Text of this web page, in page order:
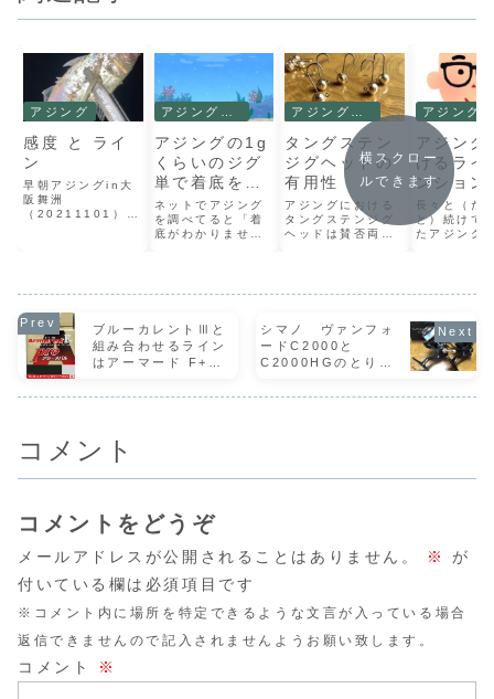
アジング
感度 と ライ
ン
早朝アジングin大
阪舞洲
（20211101）今
眠れなくなったの
でいつもより早く
しゅっぱーつ！今
日のアジング今日
のタックル本日は
す。...
アジングの1g
くらいのジグ
単で着底を知
る方法
ネットでアジング
を調べてると「着
底がわかりませ
べまくってました
😅私が調べて見つ
けた答えは「気に
タングステン
ジグヘッドの
有用性
アジングにおける
タングステンジグ
ヘッドは賛否両論
しくはどちらもあ
るということだと
思います。私自身
アジング
けるライ
ンション
質 その
長々と（だ
と）続けて
たアジング
ョンを感じ
に必要なこ
つはライン
ションを張
横スクロー
ルできます
ブルーカレントⅢと
組み合わせるライン
はアーマード F+
推します
シマノ ヴァンフォ
ードC2000と
C2000HGのとりあ
コメント
コメントをどうぞ
メールアドレスが公開されることはありません。 ※
が
付いている欄は必須項目です
※コメント内に場所を特定できるような文言が入っている場合
返信できませんので記入されませんようお願い致します。
コメント ※